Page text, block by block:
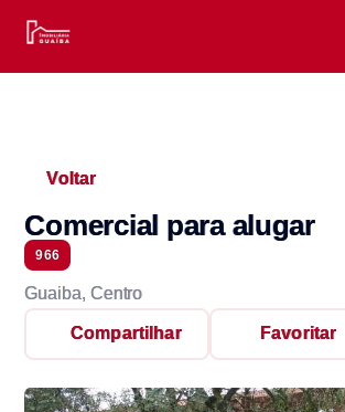
Voltar
Comercial para alugar
966
Guaiba, Centro
Compartilhar Favoritar